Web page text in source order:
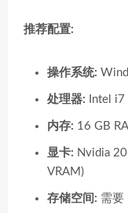
推荐配置:
操作系统:
处理器: Intel
内存: 16 GB
显卡: Nvidia
VRAM)
存储空间: 需要